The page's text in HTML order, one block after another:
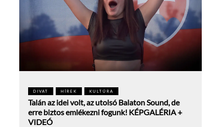
DIVAT HÍREK KULTÚRA
Talán az idei volt, az utolsó Balaton Sound, de
erre biztos emlékezni fogunk! KÉPGALÉRIA +
VIDEÓ